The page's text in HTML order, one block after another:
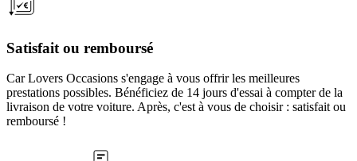
Satisfait ou remboursé
Car Lovers Occasions s'engage à vous offrir les meilleures
prestations possibles. Bénéficiez de 14 jours d'essai à compter de la
livraison de votre voiture. Après, c'est à vous de choisir : satisfait ou
remboursé !